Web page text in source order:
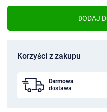
DODAJ
Korzyści z zakupu
Darmowa
dostawa